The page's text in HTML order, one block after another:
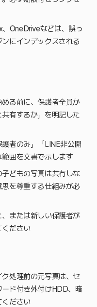
OneDriveなどは、誤っ
にインデックスされる
る前に、保護者全員か
有するか」を明記した
者のみ」「LINE非公開
囲を文書で示します
子どもの写真は共有しな
を尊重する仕組みが必
、または新しい保護者が
ださい
ク処理前の元写真は、セ
ド付き外付けHDD、暗
ださい